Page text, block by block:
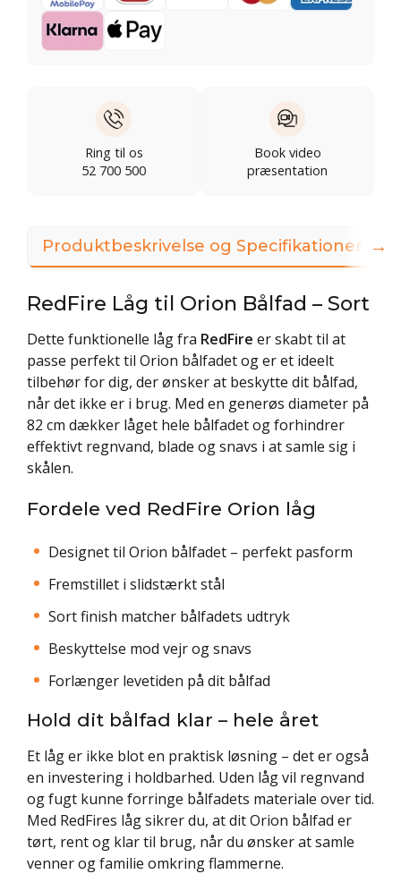
Ring til os
52 700 500
Book video
præsentation
Produktbeskrivelse og Specifikationer
RedFire Låg til Orion Bålfad – Sort
Dette funktionelle låg fra RedFire er skabt til at
passe perfekt til Orion bålfadet og er et ideelt
tilbehør for dig, der ønsker at beskytte dit bålfad,
når det ikke er i brug. Med en generøs diameter på
82 cm dækker låget hele bålfadet og forhindrer
effektivt regnvand, blade og snavs i at samle sig i
skålen.
Fordele ved RedFire Orion låg
Designet til Orion bålfadet – perfekt pasform
Fremstillet i slidstærkt stål
Sort finish matcher bålfadets udtryk
Beskyttelse mod vejr og snavs
Forlænger levetiden på dit bålfad
Hold dit bålfad klar – hele året
Et låg er ikke blot en praktisk løsning – det er også
en investering i holdbarhed. Uden låg vil regnvand
og fugt kunne forringe bålfadets materiale over tid.
Med RedFires låg sikrer du, at dit Orion bålfad er
tørt, rent og klar til brug, når du ønsker at samle
venner og familie omkring flammerne.
→